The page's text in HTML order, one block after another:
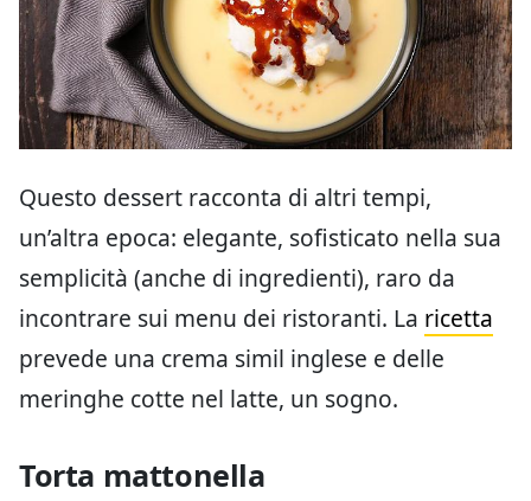
Questo dessert racconta di altri tempi,
un’altra epoca: elegante, sofisticato nella sua
semplicità (anche di ingredienti), raro da
incontrare sui menu dei ristoranti. La ricetta
prevede una crema simil inglese e delle
meringhe cotte nel latte, un sogno.
Torta mattonella